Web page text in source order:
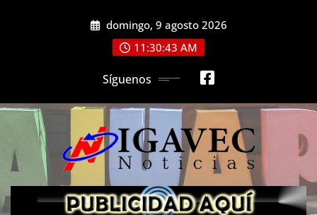
domingo, 9 agosto 2026
11:30:45 AM
Síguenos